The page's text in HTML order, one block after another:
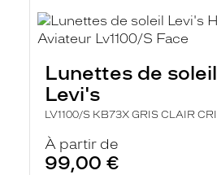
Lunettes de soleil
Levi's
LV1100/S KB73X GRIS CLAIR CRI
À partir de
99,00 €